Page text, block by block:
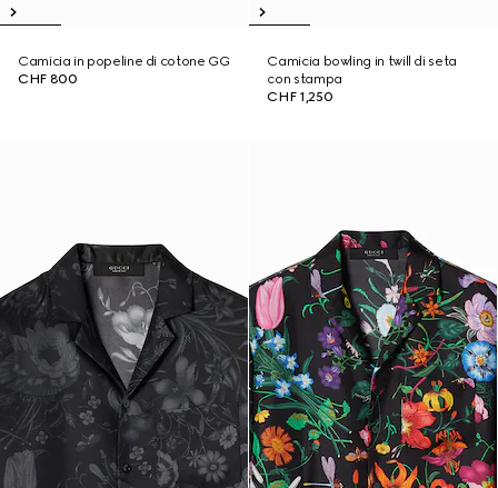
Camicia in popeline di cotone GG
CHF 800
Camicia bowling in twill di seta
con stampa
CHF 1,250